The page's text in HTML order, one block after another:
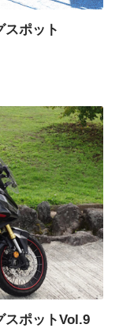
スポット
スポットVol.9